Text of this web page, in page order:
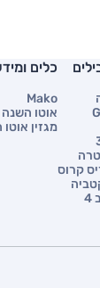
קרוס
כלים
Mako
אוטו השנה 2025
מגזין